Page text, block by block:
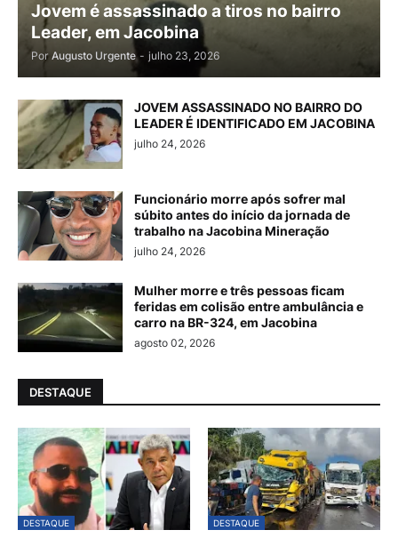
Jovem é assassinado a tiros no bairro
Leader, em Jacobina
Por Augusto Urgente - julho 23, 2026
JOVEM ASSASSINADO NO BAIRRO DO
LEADER É IDENTIFICADO EM JACOBINA
julho 24, 2026
Funcionário morre após sofrer mal
súbito antes do início da jornada de
trabalho na Jacobina Mineração
julho 24, 2026
Mulher morre e três pessoas ficam
feridas em colisão entre ambulância e
carro na BR-324, em Jacobina
agosto 02, 2026
DESTAQUE
DESTAQUE DESTAQUE